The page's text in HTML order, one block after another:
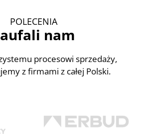
POLECENIA
nam
procesowi sprzedaży,
z firmami z całej Polski.